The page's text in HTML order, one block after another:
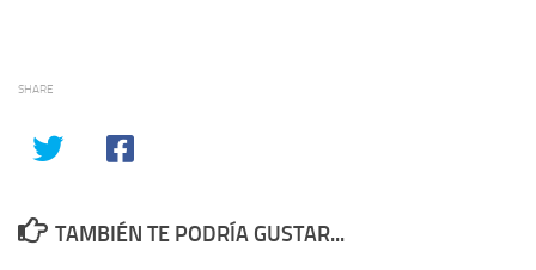
SHARE
TAMBIÉN TE PODRÍA GUSTAR...